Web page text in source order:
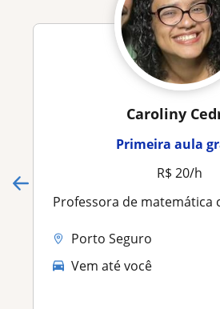
Caroliny
Primeira aula
R$ 20/h
Professora de matemática com experiência em
Porto Seguro
Vem até você